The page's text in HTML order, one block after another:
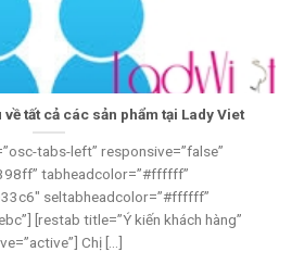
tất cả các sản phẩm tại Lady Viet
tabs-left” responsive=”false”
tabheadcolor=”#ffffff”
seltabheadcolor=”#ffffff”
[restab title=”Ý kiến khách hàng”
Chị [...]